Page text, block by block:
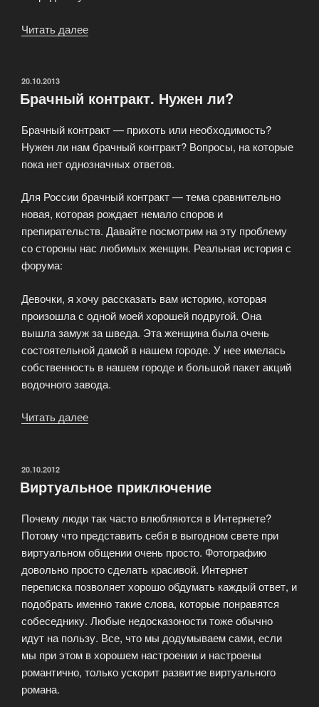
Читать далее
с
ОПУБЛИКОВАНО
20.10.2013
Брачный контракт. Нужен ли?
Брачный контракт — прихоть или необходимость?
Нужен ли нам брачный контракт? Вопросы, на которые
пока нет однозначных ответов.
Для России брачный контракт — тема сравнительно
новая, которая рождает немало споров и
препирательств. Давайте посмотрим на эту проблему
со стороны нас любимых женщин. Реальная история с
форума:
Девочки, я хочу рассказать вам историю, которая
произошла с одной моей хорошей подругой. Она
вышла замуж за шведа. Эта женщина была очень
состоятельной дамой в нашем городе. У нее имелась
собственность в нашем городе и большой пакет акций
водочного завода.
Читать далее
ОПУБЛИКОВАНО
20.10.2012
Виртуальное приключение
Почему люди так часто влюбляются в Интернете?
Потому что представить себя в выгодном свете при
виртуальном общении очень просто. Фотографию
довольно просто сделать красивой. Интернет
переписка позволяет хорошо обдумать каждый ответ, и
подобрать именно такие слова, которые понравятся
собеседнику. Любые недосказоности тоже обычно
идут на пользу. Все, что мы додумываем сами, если
мы при этом в хорошем настроении и настроены
романтично, только ускорит развитие виртуального
романа.